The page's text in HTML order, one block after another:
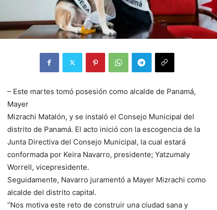
– Este martes tomó posesión como alcalde de Panamá,
Mayer
Mizrachi Matalón, y se instaló el Consejo Municipal del
distrito de Panamá. El acto inició con la escogencia de la
Junta Directiva del Consejo Municipal, la cual estará
conformada por Keira Navarro, presidente; Yatzumaly
Worrell, vicepresidente.
Seguidamente, Navarro juramentó a Mayer Mizrachi como
alcalde del distrito capital.
“Nos motiva este reto de construir una ciudad sana y